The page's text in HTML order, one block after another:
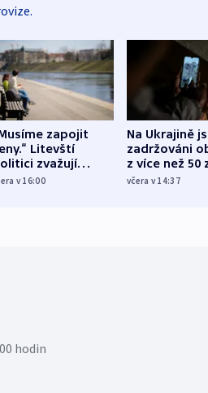
zapojit
Litevští
zvažují
o
v 16:00
Na Ukrajině
zadržováni
z více než 50
Bojovali na
včera v 14:37
hodin